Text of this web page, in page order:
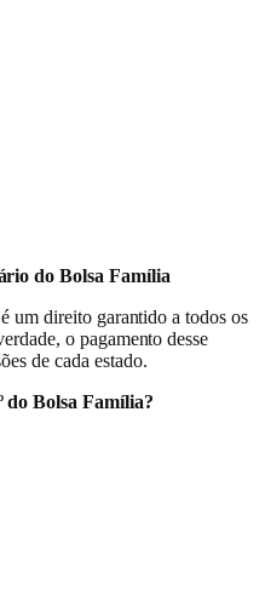
do Bolsa Família
um direito garantido a todos os
o pagamento desse
de cada estado.
do Bolsa Família?